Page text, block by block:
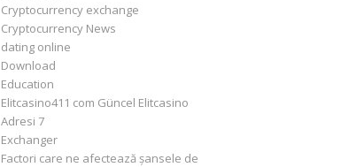
Cryptocurrency exchange
Cryptocurrency News
dating online
Download
Education
Elitcasino411 com Güncel Elitcasino
Adresi 7
Exchanger
Factori care ne afectează șansele de